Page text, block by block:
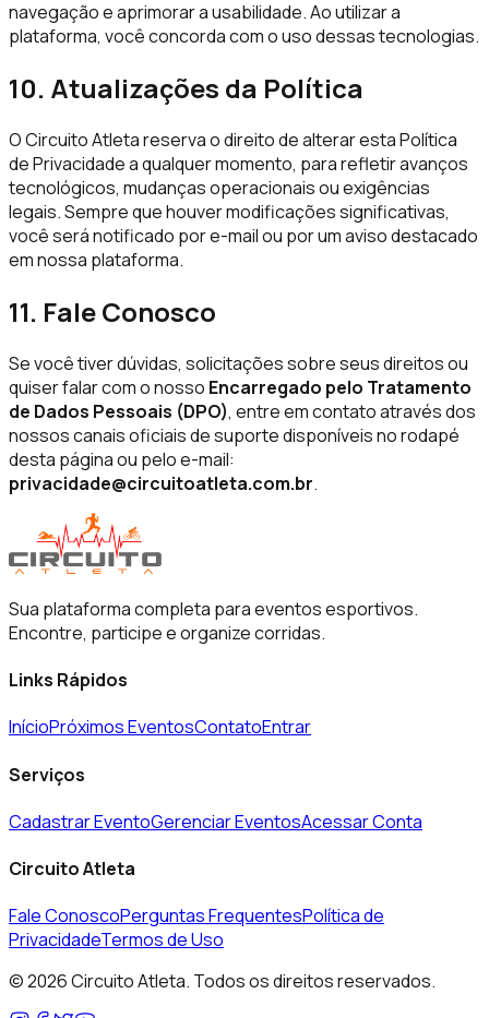
navegação e aprimorar a usabilidade. Ao utilizar a
plataforma, você concorda com o uso dessas tecnologias.
10. Atualizações da Política
O Circuito Atleta reserva o direito de alterar esta Política
de Privacidade a qualquer momento, para refletir avanços
tecnológicos, mudanças operacionais ou exigências
legais. Sempre que houver modificações significativas,
você será notificado por e-mail ou por um aviso destacado
em nossa plataforma.
11. Fale Conosco
Se você tiver dúvidas, solicitações sobre seus direitos ou
quiser falar com o nosso Encarregado pelo Tratamento
de Dados Pessoais (DPO), entre em contato através dos
nossos canais oficiais de suporte disponíveis no rodapé
desta página ou pelo e-mail:
privacidade@circuitoatleta.com.br.
Sua plataforma completa para eventos esportivos.
Encontre, participe e organize corridas.
Links Rápidos
InícioPróximos EventosContatoEntrar
Serviços
Cadastrar EventoGerenciar EventosAcessar Conta
Circuito Atleta
Fale ConoscoPerguntas FrequentesPolítica de
PrivacidadeTermos de Uso
©2026Circuito Atleta. Todos os direitos reservados.